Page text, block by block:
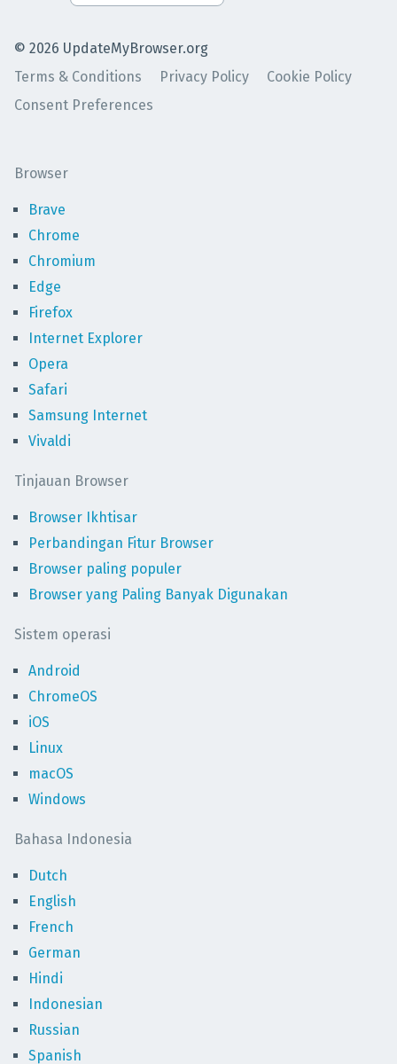
© 2026 UpdateMyBrowser.org
Terms & Conditions
Privacy Policy
Cookie Policy
Consent Preferences
Browser
Brave
Chrome
Chromium
Edge
Firefox
Internet Explorer
Opera
Safari
Samsung Internet
Vivaldi
Tinjauan Browser
Browser Ikhtisar
Perbandingan Fitur Browser
Browser paling populer
Browser yang Paling Banyak Digunakan
Sistem operasi
Android
ChromeOS
iOS
Linux
macOS
Windows
Bahasa Indonesia
Dutch
English
French
German
Hindi
Indonesian
Russian
Spanish